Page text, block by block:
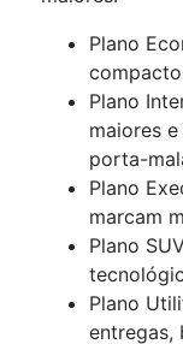
Plano
Plano
maiores
porta-
Plano
marcam
Plano
Plano
entregas,